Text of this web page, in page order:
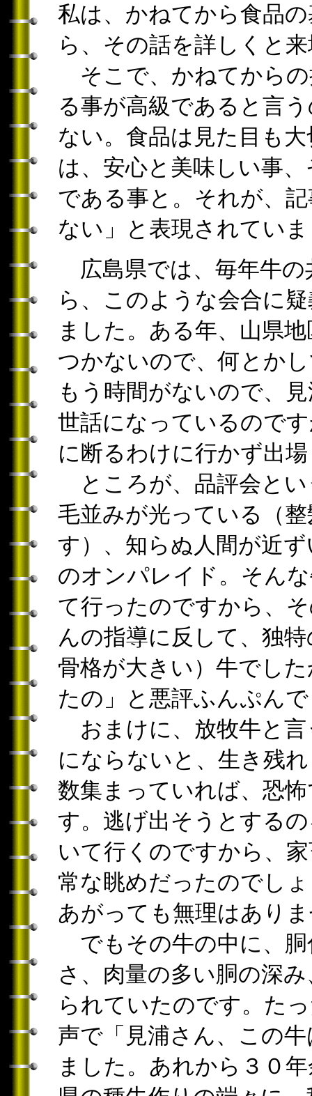
私は、かねてから食品
ら、その話を詳しくと
そこで、かねてから
る事が高級であると言
ない。食品は見た目も
は、安心と美味しい事
である事と。それが、
ない」と表現されてい
広島県では、毎年牛の
ら、このような会合に
ました。ある年、山県
つかないので、何とか
もう時間がないので、
世話になっているので
に断るわけに行かず出
ところが、品評会とい
毛並みが光っている（
す）、知らぬ人間が近
のオンパレイド。そん
て行ったのですから、
んの指導に反して、独
骨格が大きい）牛でし
たの」と悪評ふんぷん
おまけに、放牧牛と言
にならないと、生き残
数集まっていれば、恐
す。逃げ出そうとする
いて行くのですから、
常な眺めだったのでし
あがっても無理はあり
でもその牛の中に、胴
さ、肉量の多い胴の深
られていたのです。た
声で「見浦さん、この
ました。あれから３０